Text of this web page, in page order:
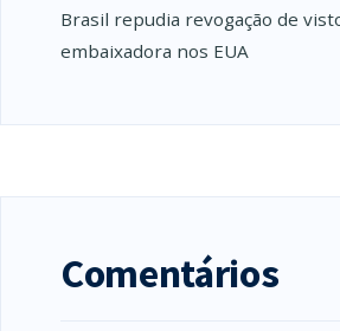
Brasil repudia revogação de
embaixadora nos EUA
Comentários